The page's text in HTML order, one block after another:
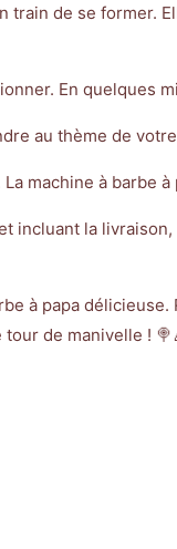
train de se
En
au thème de
machine à
la livraison,
à papa
de manivelle !